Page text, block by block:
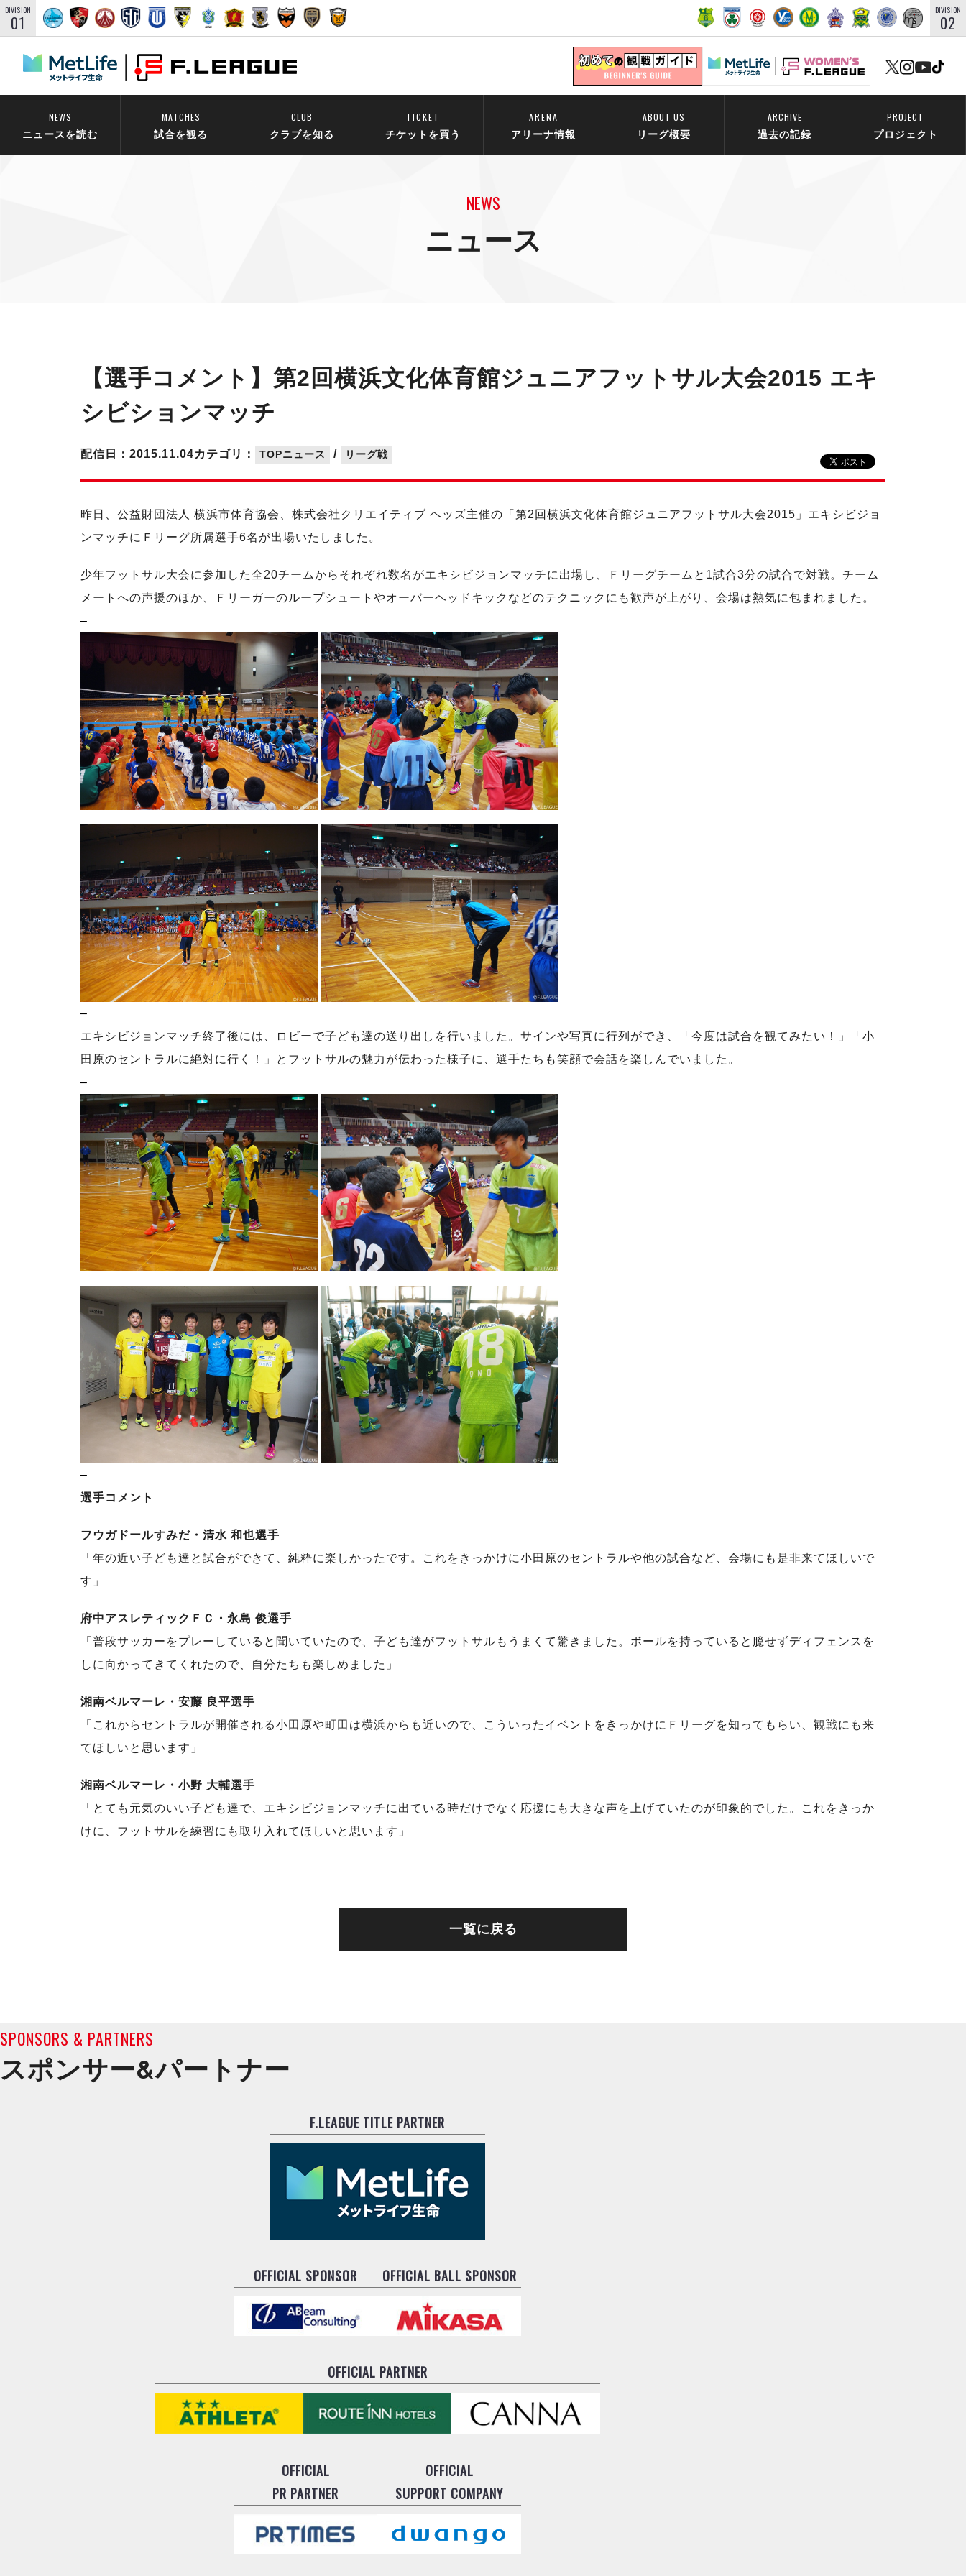
DIVISION
01
DIVISION
02
NEWS
ニュースを読む
MATCHES
試合を観る
CLUB
クラブを知る
TICKET
チケットを買う
ARENA
アリーナ情報
ABOUT US
リーグ概要
ARCHIVE
過去の記録
PROJECT
プロジェクト
NEWS
ニュース
【選手コメント】第2回横浜文化体育館ジュニアフットサル大会2015 エキ
シビションマッチ
カテゴリ： TOPニュース / リーグ戦
配信日：2015.11.04
昨日、公益財団法人 横浜市体育協会、株式会社クリエイティブ ヘッズ主催の「第2回横浜文化体育館ジュニアフットサル大会2015」エキシビジョ
ンマッチにＦリーグ所属選手6名が出場いたしました。
少年フットサル大会に参加した全20チームからそれぞれ数名がエキシビジョンマッチに出場し、Ｆリーグチームと1試合3分の試合で対戦。チーム
メートへの声援のほか、Ｆリーガーのループシュートやオーバーヘッドキックなどのテクニックにも歓声が上がり、会場は熱気に包まれました。
–
–
エキシビジョンマッチ終了後には、ロビーで子ども達の送り出しを行いました。サインや写真に行列ができ、「今度は試合を観てみたい！」「小
田原のセントラルに絶対に行く！」とフットサルの魅力が伝わった様子に、選手たちも笑顔で会話を楽しんでいました。
–
–
選手コメント
フウガドールすみだ・清水 和也選手
「年の近い子ども達と試合ができて、純粋に楽しかったです。これをきっかけに小田原のセントラルや他の試合など、会場にも是非来てほしいで
す」
府中アスレティックＦＣ・永島 俊選手
「普段サッカーをプレーしていると聞いていたので、子ども達がフットサルもうまくて驚きました。ボールを持っていると臆せずディフェンスを
しに向かってきてくれたので、自分たちも楽しめました」
湘南ベルマーレ・安藤 良平選手
「これからセントラルが開催される小田原や町田は横浜からも近いので、こういったイベントをきっかけにＦリーグを知ってもらい、観戦にも来
てほしいと思います」
湘南ベルマーレ・小野 大輔選手
「とても元気のいい子ども達で、エキシビジョンマッチに出ている時だけでなく応援にも大きな声を上げていたのが印象的でした。これをきっか
けに、フットサルを練習にも取り入れてほしいと思います」
一覧に戻る
SPONSORS & PARTNERS
スポンサー&パートナー
F.LEAGUE TITLE PARTNER
OFFICIAL SPONSOR OFFICIAL BALL SPONSOR
OFFICIAL PARTNER
OFFICIAL
PR PARTNER
OFFICIAL
SUPPORT COMPANY